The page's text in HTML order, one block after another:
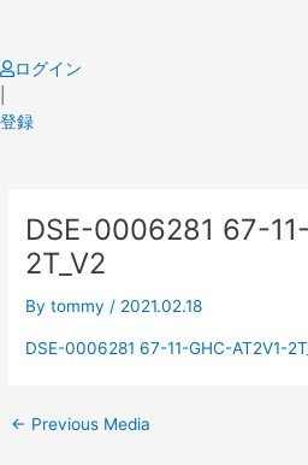
content
ログイン
登録
DSE-0006281 67-
2T_V2
Bytommy / 2021.02.18
DSE-0006281 67-11-GHC-AT2V1-
navigation
← Previous Media